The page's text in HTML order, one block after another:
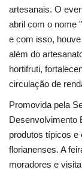
artesanais. O
abril com o nome
e com isso,
além do
hortifruti,
circulação de
Promovida pela
Desenvolvimento
produtos típicos e
florianenses. A
moradores e